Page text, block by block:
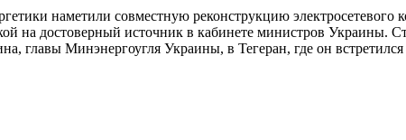
наметили совместную реконструкцию
на достоверный источник в кабинете министров Украины.
главы Минэнергоугля Украины, в Тегеран, где он